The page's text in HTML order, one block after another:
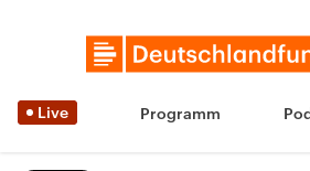
Live Programm